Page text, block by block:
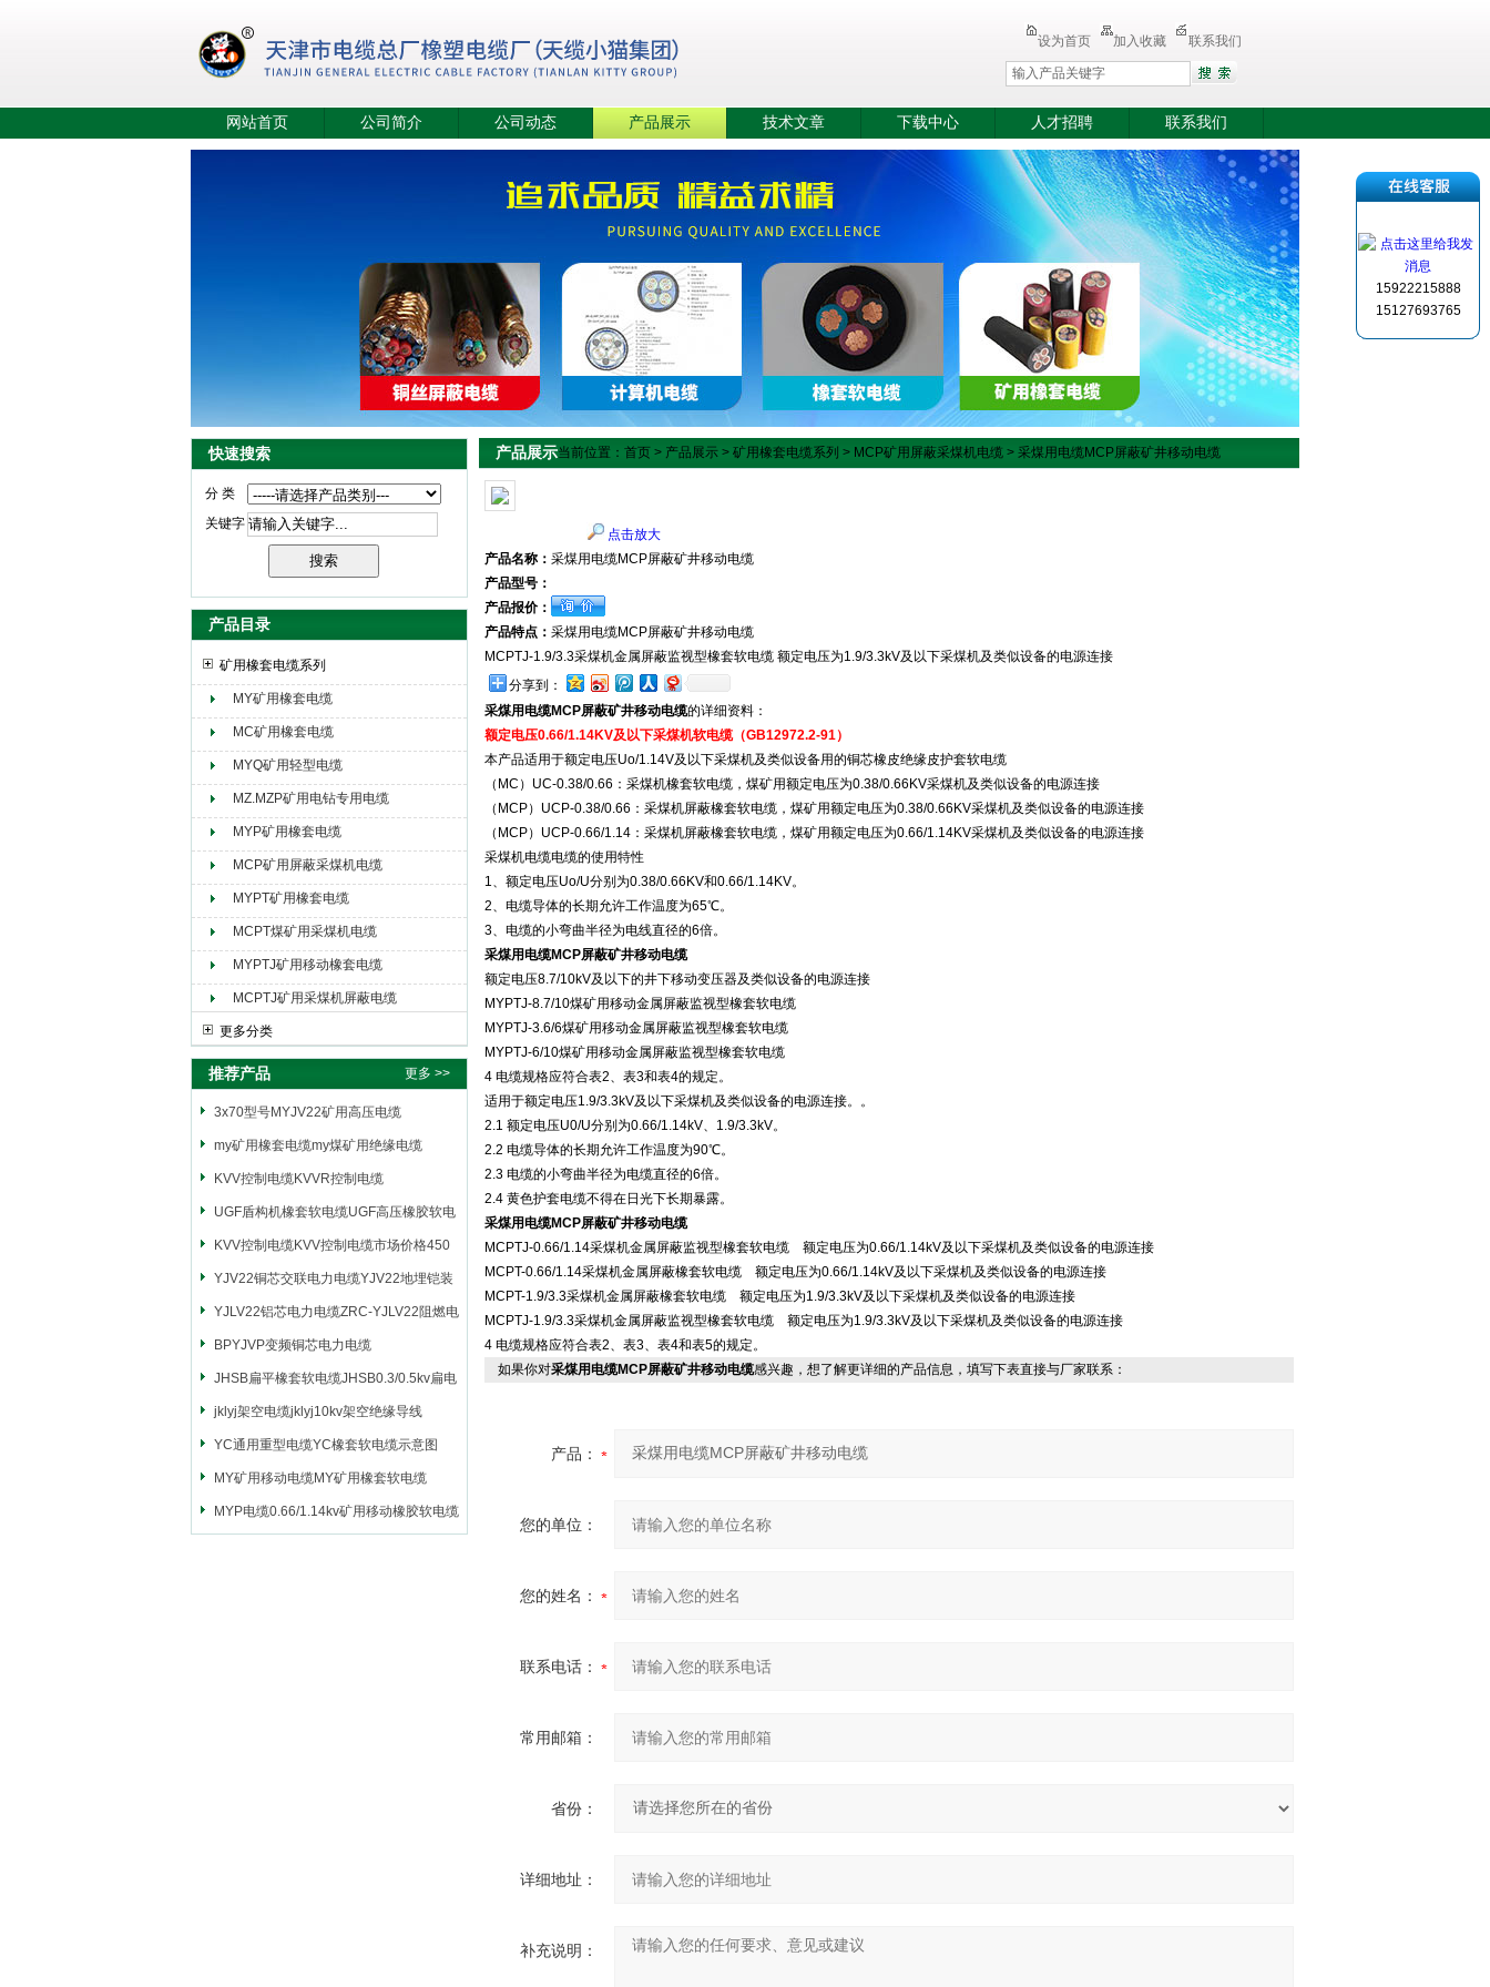
天津市电缆总厂橡塑电缆厂（天缆小猫集团）
设为首页 加入收藏 联系我们
网站首页 公司简介 公司动态 产品展示 技术文章 下载中心 人才招聘 联系我们
快速搜索
分 类
关键字
产品目录
矿用橡套电缆系列
MY矿用橡套电缆
MC矿用橡套电缆
MYQ矿用轻型电缆
MZ.MZP矿用电钻专用电缆
MYP矿用橡套电缆
MCP矿用屏蔽采煤机电缆
MYPT矿用橡套电缆
MCPT煤矿用采煤机电缆
MYPTJ矿用移动橡套电缆
MCPTJ矿用采煤机屏蔽电缆
更多分类
推荐产品 更多 >>
3x70型号MYJV22矿用高压电缆
my矿用橡套电缆my煤矿用绝缘电缆
KVV控制电缆KVVR控制电缆
UGF盾构机橡套软电缆UGF高压橡胶软电
缆
KVV控制电缆KVV控制电缆市场价格450
YJV22铜芯交联电力电缆YJV22地埋铠装
电源电缆
YJLV22铝芯电力电缆ZRC-YJLV22阻燃电
力电缆
BPYJVP变频铜芯电力电缆
JHSB扁平橡套软电缆JHSB0.3/0.5kv扁电
缆
jklyj架空电缆jklyj10kv架空绝缘导线
YC通用重型电缆YC橡套软电缆示意图
MY矿用移动电缆MY矿用橡套软电缆
MYP电缆0.66/1.14kv矿用移动橡胶软电缆
产品展示当前位置： 首页 > 产品展示 > 矿用橡套电缆系列 > MCP矿用屏蔽采煤机电缆 > 采煤用电缆MCP屏蔽矿井移动电缆
点击放大
产品名称： 采煤用电缆MCP屏蔽矿井移动电缆
产品型号：
产品报价：
产品特点： 采煤用电缆MCP屏蔽矿井移动电缆
MCPTJ-1.9/3.3采煤机金属屏蔽监视型橡套软电缆 额定电压为1.9/3.3kV及以下采煤机及类似设备的电源连接
分享到：
采煤用电缆MCP屏蔽矿井移动电缆的详细资料：
额定电压0.66/1.14KV及以下采煤机软电缆（GB12972.2-91）
本产品适用于额定电压Uo/1.14V及以下采煤机及类似设备用的铜芯橡皮绝缘皮护套软电缆
（MC）UC-0.38/0.66：采煤机橡套软电缆，煤矿用额定电压为0.38/0.66KV采煤机及类似设备的电源连接
（MCP）UCP-0.38/0.66：采煤机屏蔽橡套软电缆，煤矿用额定电压为0.38/0.66KV采煤机及类似设备的电源连接
（MCP）UCP-0.66/1.14：采煤机屏蔽橡套软电缆，煤矿用额定电压为0.66/1.14KV采煤机及类似设备的电源连接
采煤机电缆电缆的使用特性
1、额定电压Uo/U分别为0.38/0.66KV和0.66/1.14KV。
2、电缆导体的长期允许工作温度为65℃。
3、电缆的小弯曲半径为电线直径的6倍。
采煤用电缆MCP屏蔽矿井移动电缆
额定电压8.7/10kV及以下的井下移动变压器及类似设备的电源连接
MYPTJ-8.7/10煤矿用移动金属屏蔽监视型橡套软电缆
MYPTJ-3.6/6煤矿用移动金属屏蔽监视型橡套软电缆
MYPTJ-6/10煤矿用移动金属屏蔽监视型橡套软电缆
4 电缆规格应符合表2、表3和表4的规定。
适用于额定电压1.9/3.3kV及以下采煤机及类似设备的电源连接。。
2.1 额定电压U0/U分别为0.66/1.14kV、1.9/3.3kV。
2.2 电缆导体的长期允许工作温度为90℃。
2.3 电缆的小弯曲半径为电缆直径的6倍。
2.4 黄色护套电缆不得在日光下长期暴露。
采煤用电缆MCP屏蔽矿井移动电缆
MCPTJ-0.66/1.14采煤机金属屏蔽监视型橡套软电缆 额定电压为0.66/1.14kV及以下采煤机及类似设备的电源连接
MCPT-0.66/1.14采煤机金属屏蔽橡套软电缆 额定电压为0.66/1.14kV及以下采煤机及类似设备的电源连接
MCPT-1.9/3.3采煤机金属屏蔽橡套软电缆 额定电压为1.9/3.3kV及以下采煤机及类似设备的电源连接
MCPTJ-1.9/3.3采煤机金属屏蔽监视型橡套软电缆 额定电压为1.9/3.3kV及以下采煤机及类似设备的电源连接
4 电缆规格应符合表2、表3、表4和表5的规定。
如果你对采煤用电缆MCP屏蔽矿井移动电缆感兴趣，想了解更详细的产品信息，填写下表直接与厂家联系：
产品：
您的单位：
您的姓名：
联系电话：
常用邮箱：
省份：
详细地址：
补充说明：
15922215888
15127693765